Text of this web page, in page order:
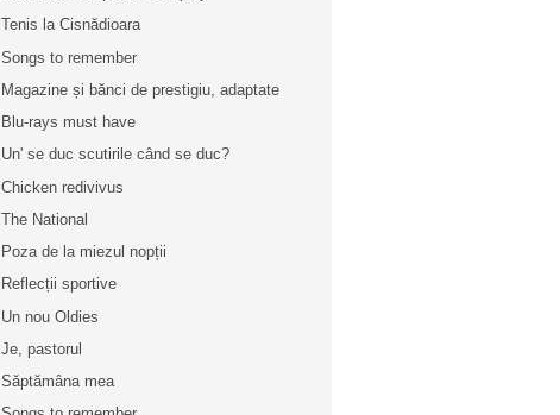
Tenis la Cisnădioara
Songs to remember
Magazine și bănci de prestigiu, adaptate
Blu-rays must have
Un' se duc scutirile când se duc?
Chicken redivivus
The National
Poza de la miezul nopții
Reflecții sportive
Un nou Oldies
Je, pastorul
Săptămâna mea